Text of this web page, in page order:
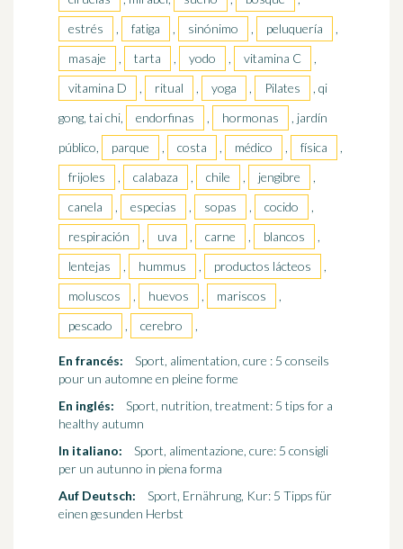
estrés
, fatiga , sinónimo , peluquería
,
masaje
, tarta , yodo , vitamina C
,
vitamina D
, ritual , yoga , Pilates
, qi
gong, tai chi,
endorfinas , hormonas
, jardín
público,
parque , costa , médico , física
,
frijoles
, calabaza , chile , jengibre
,
canela
, especias , sopas , cocido
,
respiración
, uva , carne , blancos
,
lentejas
, hummus , productos lácteos
,
moluscos
, huevos , mariscos
,
pescado
, cerebro ,
En francés:
Sport, alimentation, cure : 5 conseils
pour un automne en pleine forme
En inglés:
Sport, nutrition, treatment: 5 tips for a
healthy autumn
In italiano:
Sport, alimentazione, cure: 5 consigli
per un autunno in piena forma
Auf Deutsch:
Sport, Ernährung, Kur: 5 Tipps für
einen gesunden Herbst